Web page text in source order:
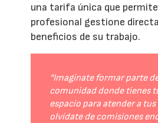
una tarifa única que
profesional gestione
beneficios de su trabajo.
“Imagínate formar parte
comunidad donde tienes
espacio para atender a
olvídate de comisiones